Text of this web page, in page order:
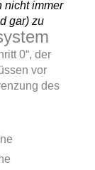
nicht immer
gar) zu
0“, der
vor
des